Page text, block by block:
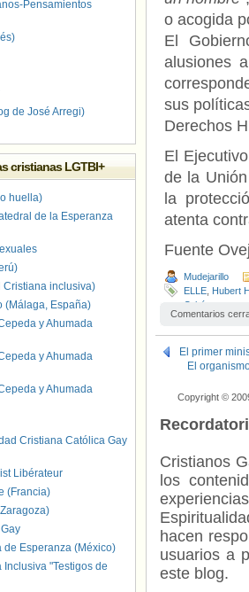
o acogida
El
alusiones
sus
Derechos
El
de la
la
atenta
Fuente
Mudejarillo
ELLE Hubert
Orbán
Comentarios
El primer
El
Copyright ©
Cristianos
los
hacen
usuarios a
este blog.
Pensamientos
de José Arregi)
cristianas LGTBI+
huella)
de la Esperanza
inclusiva)
(Málaga, España)
y Ahumada
y Ahumada
y Ahumada
Cristiana Católica Gay
Libérateur
(Francia)
Esperanza (México)
"Testigos de